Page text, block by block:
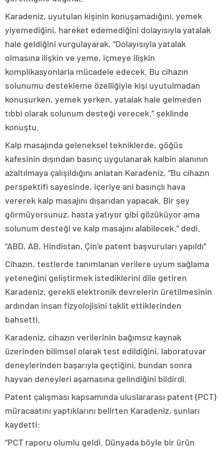
Karadeniz, uyutulan kişinin konuşamadığını, yemek
yiyemediğini, hareket edemediğini dolayısıyla yatalak
hale geldiğini vurgulayarak, “Dolayısıyla yatalak
olmasına ilişkin ve yeme, içmeye ilişkin
komplikasyonlarla mücadele edecek. Bu cihazın
solunumu destekleme özelliğiyle kişi uyutulmadan
konuşurken, yemek yerken, yatalak hale gelmeden
tıbbi olarak solunum desteği verecek.” şeklinde
konuştu.
Kalp masajında geleneksel tekniklerde, göğüs
kafesinin dışından basınç uygulanarak kalbin alanının
azaltılmaya çalışıldığını anlatan Karadeniz, “Bu cihazın
perspektifi sayesinde, içeriye ani basınçlı hava
vererek kalp masajını dışarıdan yapacak. Bir şey
görmüyorsunuz, hasta yatıyor gibi gözüküyor ama
solunum desteği ve kalp masajını alabilecek.” dedi.
“ABD, AB, Hindistan, Çin’e patent başvuruları yapıldı”
Cihazın, testlerde tanımlanan verilere uyum sağlama
yeteneğini geliştirmek istediklerini dile getiren
Karadeniz, gerekli elektronik devrelerin üretilmesinin
ardından insan fizyolojisini taklit ettiklerinden
bahsetti.
Karadeniz, cihazın verilerinin bağımsız kaynak
üzerinden bilimsel olarak test edildiğini, laboratuvar
deneylerinden başarıyla geçtiğini, bundan sonra
hayvan deneyleri aşamasına gelindiğini bildirdi.
Patent çalışması kapsamında uluslararası patent (PCT)
müracaatını yaptıklarını belirten Karadeniz, şunları
kaydetti:
“PCT raporu olumlu geldi. Dünyada böyle bir ürün